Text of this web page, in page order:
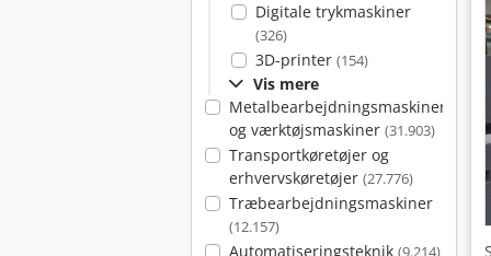
Digitale trykmaskiner
(326)
3D-printer (154)
Vis mere
Metalbearbejdningsmaskiner
og værktøjsmaskiner (31.903)
Transportkøretøjer og
erhvervskøretøjer (27.776)
Træbearbejdningsmaskiner
(12.157)
Automatiseringsteknik (9.214)